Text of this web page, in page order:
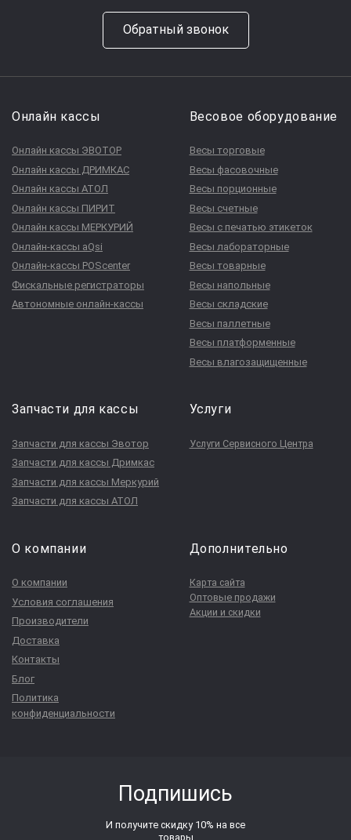
Обратный звонок
Онлайн кассы
Онлайн кассы ЭВОТОР
Онлайн кассы ДРИМКАС
Онлайн кассы АТОЛ
Онлайн кассы ПИРИТ
Онлайн кассы МЕРКУРИЙ
Онлайн-кассы aQsi
Онлайн-кассы POScenter
Фискальные регистраторы
Автономные онлайн-кассы
Весовое оборудование
Весы торговые
Весы фасовочные
Весы порционные
Весы счетные
Весы с печатью этикеток
Весы лабораторные
Весы товарные
Весы напольные
Весы складские
Весы паллетные
Весы платформенные
Весы влагозащищенные
Запчасти для кассы
Запчасти для кассы Эвотор
Запчасти для кассы Дримкас
Запчасти для кассы Меркурий
Запчасти для кассы АТОЛ
Услуги
Услуги Сервисного Центра
О компании
О компании
Условия соглашения
Производители
Доставка
Контакты
Блог
Политика
конфиденциальности
Дополнительно
Карта сайта
Оптовые продажи
Акции и скидки
Подпишись
И получите скидку 10% на все
товары